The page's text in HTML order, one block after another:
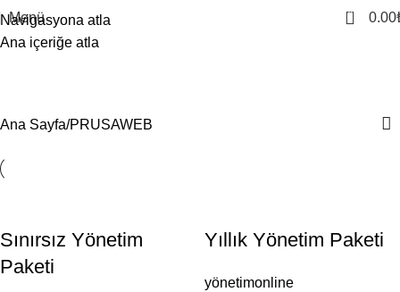
Navigasyona atla
Ana içeriğe atla
Menü 0 0.00
PRUSAWEB
Ana Sayfa PRUSAWEB
Sınırsız Yönetim
Paketi
Yıllık Yönetim Paketi
yönetimonline